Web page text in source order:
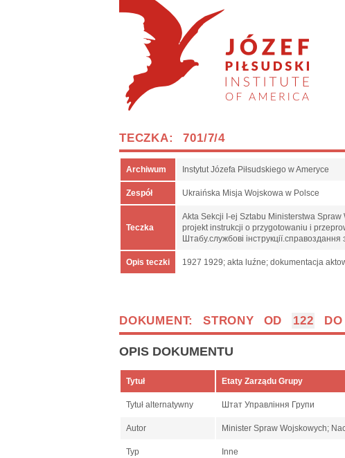
TECZKA: 701/7/4
Archiwum Instytut Józefa Piłsudskiego w Ameryce
Zespół Ukraińska Misja Wojskowa w Polsce
Teczka
Akta Sekcji I-ej Sztabu Ministerstwa
projekt instrukcji o przygotowaniu i
Штабу.службові
Opis teczki 1927 1929; akta luźne; dokumentacja
DOKUMENT: STRONY OD 122
OPIS DOKUMENTU
Tytuł Etaty Zarządu Grupy
Tytuł alternatywny Штат Управління Групи
Autor Minister Spraw Wojskowych;
Typ Inne